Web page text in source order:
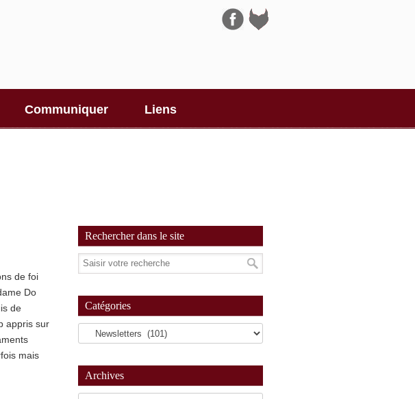
Communiquer Liens
Navigation
de foi
Do
de
appris sur
mais
Rechercher dans le site
Catégories
Archives
Archives